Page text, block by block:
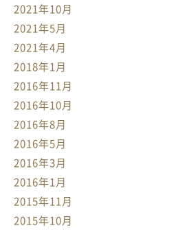
2021年10月
2021年5月
2021年4月
2018年1月
2016年11月
2016年10月
2016年8月
2016年5月
2016年3月
2016年1月
2015年11月
2015年10月